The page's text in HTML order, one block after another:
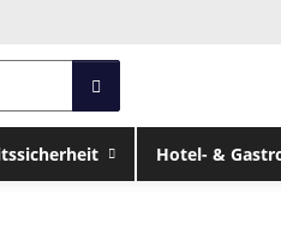
Hotel- &